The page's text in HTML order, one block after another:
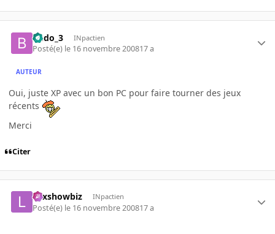
Budo_3 INpactien
Posté(e) le 16 novembre 200817 a
AUTEUR
Oui, juste XP avec un bon PC pour faire tourner des jeux
récents
Merci
Citer
Lexshowbiz INpactien
Posté(e) le 16 novembre 200817 a